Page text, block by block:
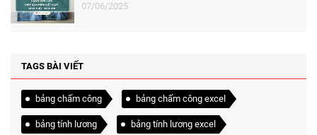
07/06/2025
TAGS BÀI VIẾT
bảng chấm công bảng chấm công excel
bảng tính lương bảng tính lương excel